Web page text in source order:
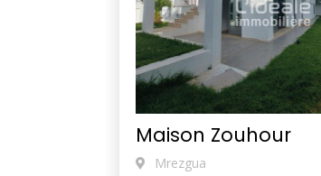
Maison Zouhour
Mrezgua